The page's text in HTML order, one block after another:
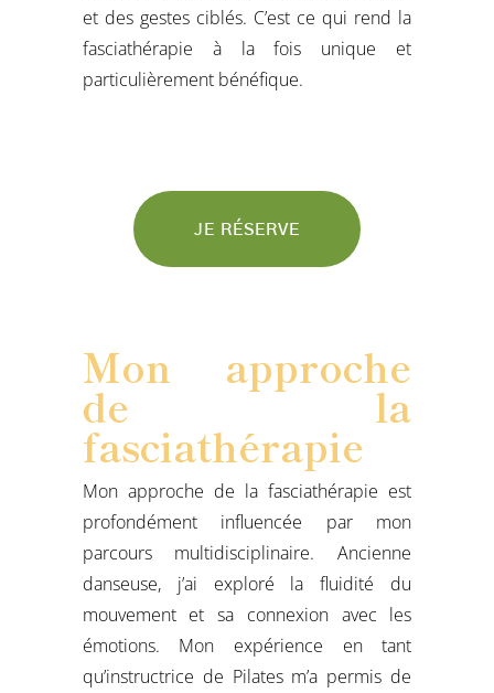
et des gestes ciblés. C’est ce qui rend la
fasciathérapie à la fois unique et
particulièrement bénéfique.
JE RÉSERVE
Mon approche
de la
fasciathérapie
Mon approche de la fasciathérapie est
profondément influencée par mon
parcours multidisciplinaire. Ancienne
danseuse, j’ai exploré la fluidité du
mouvement et sa connexion avec les
émotions. Mon expérience en tant
qu’instructrice de Pilates m’a permis de